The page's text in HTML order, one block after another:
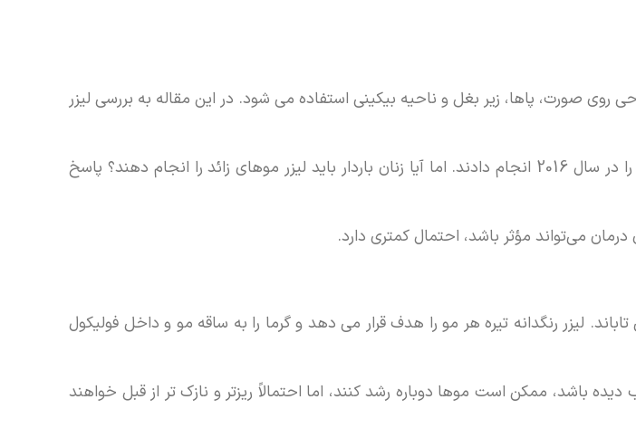
روی صورت، پاها، زیر بغل و ناحیه بیکینی استفاده می شود. در این مقاله به بررسی لیزر
آکادمی جراحی پلاستیک زیبایی آمریکا می گوید بیش از یک میلیون نفر این عمل را در سال 2016 انجام دادند. اما آیا زنان باردار باید لیزر موهای زائد را انجام دهند؟ پاسخ
می‌تواند مؤثر باشد، احتمال کمتری دارد.
لیزر رنگدانه تیره هر مو را هدف قرار می دهد و گرما را به ساقه مو و داخل فولیکول
باشد، ممکن است موها دوباره رشد کنند، اما احتمالاً ریزتر و نازک تر از قبل خواهند